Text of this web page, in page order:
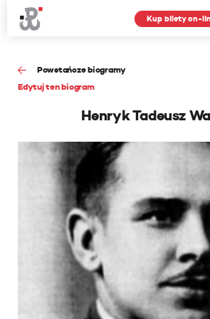
Kup bilety on-
Powstańcze biogramy
Edytuj ten biogram
Henryk Tadeusz